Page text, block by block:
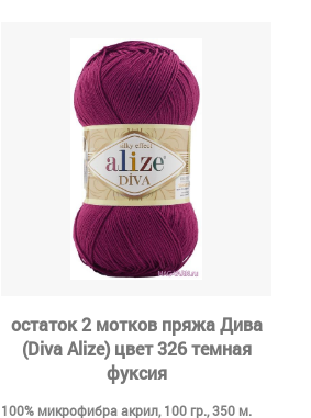
остаток 2 мотков пряжа Дива
(Diva Alize) цвет 326 темная
фуксия
100% микрофибра акрил, 100 гр., 350 м.